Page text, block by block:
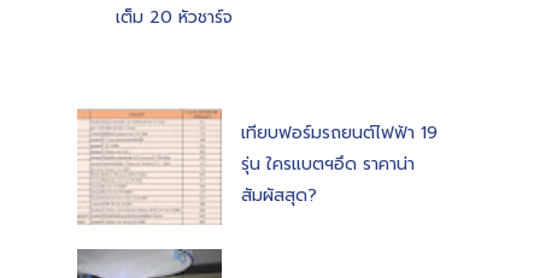
เต็ม 20 หัวชาร์จ
เทียบฟอร์มรถยนต์ไฟฟ้า 19
รุ่น ใครแบตฯอึด ราคาน่า
สัมผัสสุด?